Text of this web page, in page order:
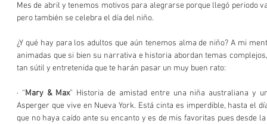
Mes de abril y tenemos motivos para alegrarse porque llegó periodo
pero también se celebra el día del niño.
¿Y qué hay para los adultos que aún tenemos alma de niño? A mi
animadas que si bien su narrativa e historia abordan temas
tan sútil y entretenida que te harán pasar un muy buen rato:
· “Mary & Max” Historia de amistad entre una niña australiana y
Asperger que vive en Nueva York. Está cinta es imperdible, hasta el
que no haya caído ante su encanto y es de mis favoritas pues desde